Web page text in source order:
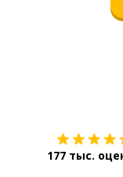
177 тыс.